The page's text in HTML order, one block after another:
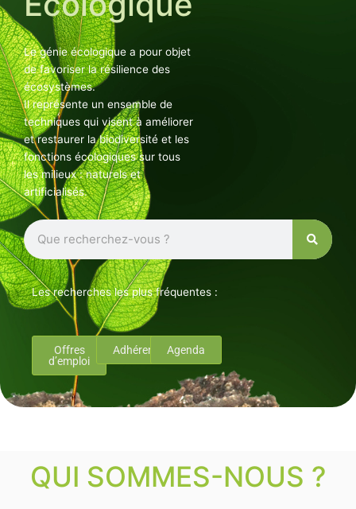
Le génie écologique a pour objet
de favoriser la résilience des
écosystèmes.
Il représente un ensemble de
techniques qui visent à améliorer
et restaurer la biodiversité et les
fonctions écologiques sur tous
les milieux : naturels et
artificialisés.
Rechercher
Les recherches les plus fréquentes :
Offres
d’emploi
Adhérents Agenda
QUI SOMMES-NOUS ?